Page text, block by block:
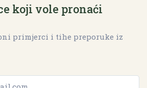
koji vole pronaći
primjerci i tihe preporuke iz